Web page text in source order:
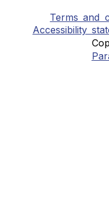
Terms and
Accessibility